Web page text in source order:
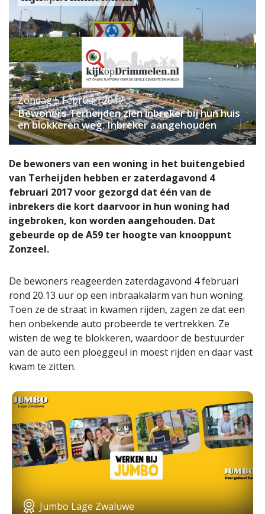
Zondag 5 Februari 2017
Bewoners Terheijden zien inbreker bij hun huis
en blokkeren weg. Inbreker aangehouden
De bewoners van een woning in het buitengebied
van Terheijden hebben er zaterdagavond 4
februari 2017 voor gezorgd dat één van de
inbrekers die kort daarvoor in hun woning had
ingebroken, kon worden aangehouden. Dat
gebeurde op de A59 ter hoogte van knooppunt
Zonzeel.
De bewoners reageerden zaterdagavond 4 februari
rond 20.13 uur op een inbraakalarm van hun woning.
Toen ze de straat in kwamen rijden, zagen ze dat een
hen onbekende auto probeerde te vertrekken. Ze
wisten de weg te blokkeren, waardoor de bestuurder
van de auto een ploeggeul in moest rijden en daar vast
kwam te zitten.
Jumbo Lage Zwaluwe